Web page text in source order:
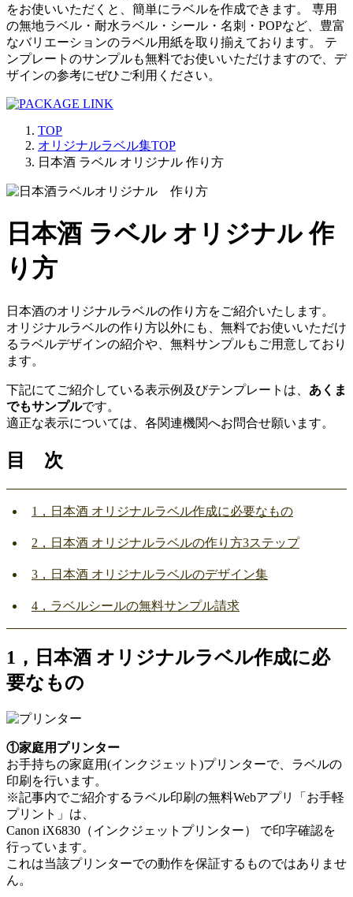
をお使いいただくと、簡単にラベルを作成できます。 専用
の無地ラベル・耐水ラベル・シール・名刺・POPなど、豊富
なバリエーションのラベル用紙を取り揃えております。 テ
ンプレートのサンプルも無料でお使いいただけますので、デ
ザインの参考にぜひご利用ください。
TOP
オリジナルラベル集TOP
日本酒 ラベル オリジナル 作り方
日本酒 ラベル オリジナル 作
り方
日本酒のオリジナルラベルの作り方をご紹介いたします。
オリジナルラベルの作り方以外にも、無料でお使いいただけ
るラベルデザインの紹介や、無料サンプルもご用意しており
ます。
下記にてご紹介している表示例及びテンプレートは、 あくま
でもサンプルです。
適正な表示については、各関連機関へお問合せ願います。
目 次
1，日本酒 オリジナルラベル作成に必要なもの
2，日本酒 オリジナルラベルの作り方3ステップ
3，日本酒 オリジナルラベルのデザイン集
4，ラベルシールの無料サンプル請求
1，日本酒 オリジナルラベル作成に必
要なもの
①家庭用プリンター
お手持ちの家庭用(インクジェット)プリンターで、ラベルの
印刷を行います。
※記事内でご紹介するラベル印刷の無料Webアプリ「お手軽
プリント」は、
Canon iX6830（インクジェットプリンター） で印字確認を
行っています。
これは当該プリンターでの動作を保証するものではありませ
ん。